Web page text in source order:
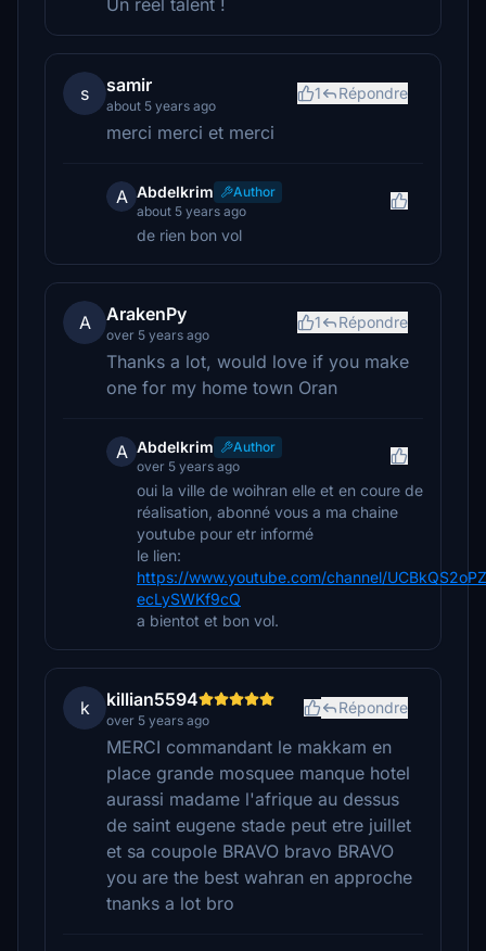
Un réel talent !
s samir
about 5 years ago
1 Répondre
merci merci et merci
A Abdelkrim
Author
about 5 years ago
de rien bon vol
A ArakenPy
over 5 years ago
1 Répondre
Thanks a lot, would love if you make
one for my home town Oran
A Abdelkrim
Author
over 5 years ago
oui la ville de woihran elle et en coure de
réalisation, abonné vous a ma chaine
youtube pour etr informé
le lien:
https://www.youtube.com/channel/
ecLySWKf9cQ
a bientot et bon vol.
k killian5594
over 5 years ago
Répondre
MERCI commandant le makkam en
place grande mosquee manque hotel
aurassi madame l'afrique au dessus
de saint eugene stade peut etre juillet
et sa coupole BRAVO bravo BRAVO
you are the best wahran en approche
tnanks a lot bro